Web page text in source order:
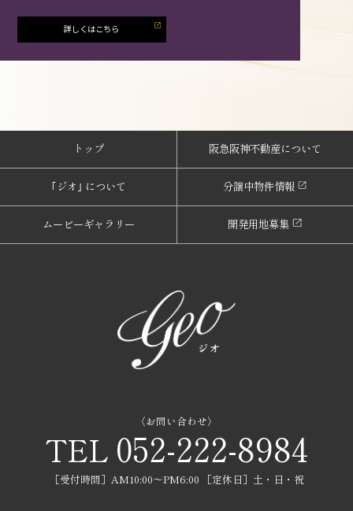
トップ 阪急阪神不動産について
｢ジオ｣ について 分譲中物件情報
ムービーギャラリー 開発用地募集
〈お問い合わせ〉
TEL 052-222-8984
［受付時間］AM10:00〜PM6:00 ［定休日］土・日・祝